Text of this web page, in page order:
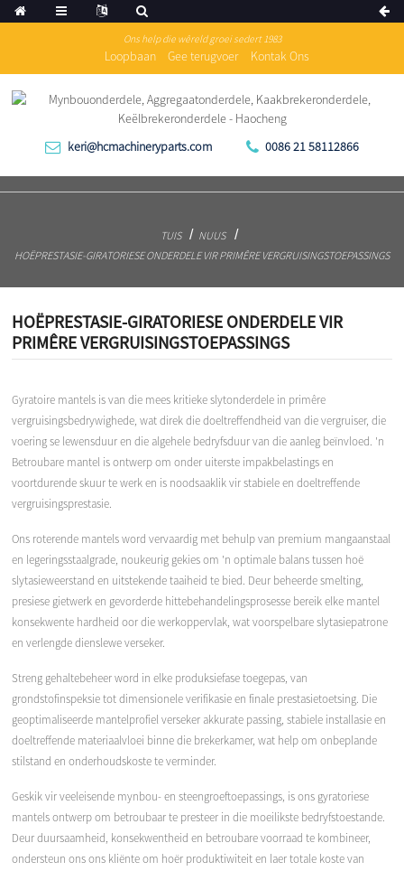
Ons help die wêreld groei sedert 1983
Loopbaan Gee terugvoer Kontak Ons
keri@hcmachineryparts.com 0086 21 58112866
TUIS
NUUS
HOËPRESTASIE-GIRATORIESE ONDERDELE VIR PRIMÊRE VERGRUISINGSTOEPASSINGS
HOËPRESTASIE-GIRATORIESE ONDERDELE VIR
PRIMÊRE VERGRUISINGSTOEPASSINGS
Gyratoire mantels is van die mees kritieke slytonderdele in primêre
vergruisingsbedrywighede, wat direk die doeltreffendheid van die vergruiser, die
voering se lewensduur en die algehele bedryfsduur van die aanleg beïnvloed. 'n
Betroubare mantel is ontwerp om onder uiterste impakbelastings en
voortdurende skuur te werk en is noodsaaklik vir stabiele en doeltreffende
vergruisingsprestasie.
Ons roterende mantels word vervaardig met behulp van premium mangaanstaal
en legeringsstaalgrade, noukeurig gekies om 'n optimale balans tussen hoë
slytasieweerstand en uitstekende taaiheid te bied. Deur beheerde smelting,
presiese gietwerk en gevorderde hittebehandelingsprosesse bereik elke mantel
konsekwente hardheid oor die werkoppervlak, wat voorspelbare slytasiepatrone
en verlengde dienslewe verseker.
Streng gehaltebeheer word in elke produksiefase toegepas, van
grondstofinspeksie tot dimensionele verifikasie en finale prestasietoetsing. Die
geoptimaliseerde mantelprofiel verseker akkurate passing, stabiele installasie en
doeltreffende materiaalvloei binne die brekerkamer, wat help om onbeplande
stilstand en onderhoudskoste te verminder.
Geskik vir veeleisende mynbou- en steengroeftoepassings, is ons gyratoriese
mantels ontwerp om betroubaar te presteer in die moeilikste bedryfstoestande.
Deur duursaamheid, konsekwentheid en betroubare voorraad te kombineer,
ondersteun ons ons kliënte om hoër produktiwiteit en laer totale koste van